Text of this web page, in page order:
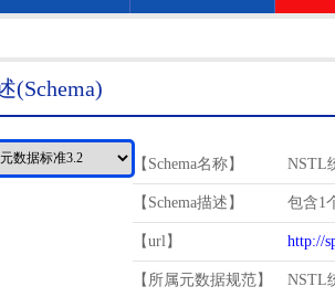
(Schema)
【Schema名称】 NSTL
【Schema描述】 包含1
【url】 http://
【所属元数据规范】 NSTL